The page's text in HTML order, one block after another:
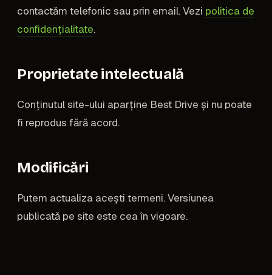
contactăm telefonic sau prin email. Vezi politica de
confidențialitate.
Proprietate intelectuală
Conținutul site-ului aparține Best Drive și nu poate
fi reprodus fără acord.
Modificări
Putem actualiza acești termeni. Versiunea
publicată pe site este cea în vigoare.